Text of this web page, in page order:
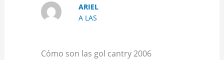
ARIEL
A LAS
Cómo son las gol cantry 2006